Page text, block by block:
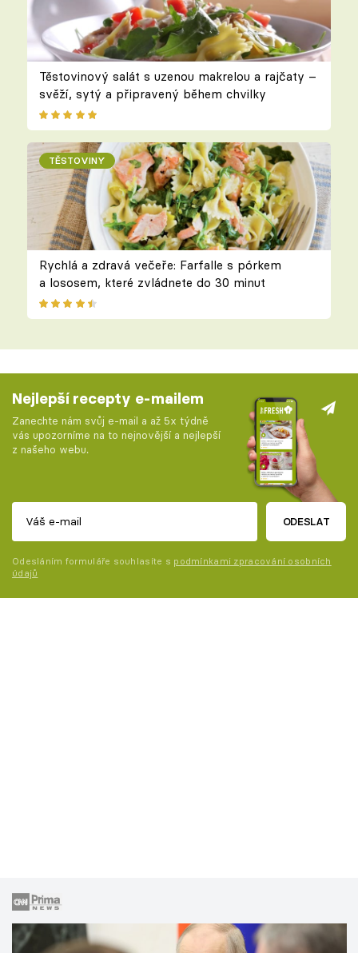
Těstovinový salát s uzenou makrelou a rajčaty –
svěží, sytý a připravený během chvilky
TĚSTOVINY
Rychlá a zdravá večeře: Farfalle s pórkem
a lososem, které zvládnete do 30 minut
Nejlepší recepty e-mailem
Zanechte nám svůj e-mail a až 5x týdně
vás upozorníme na to nejnovější a nejlepší
z našeho webu.
ODESLAT
Odesláním formuláře souhlasíte s podmínkami zpracování osobních
údajů